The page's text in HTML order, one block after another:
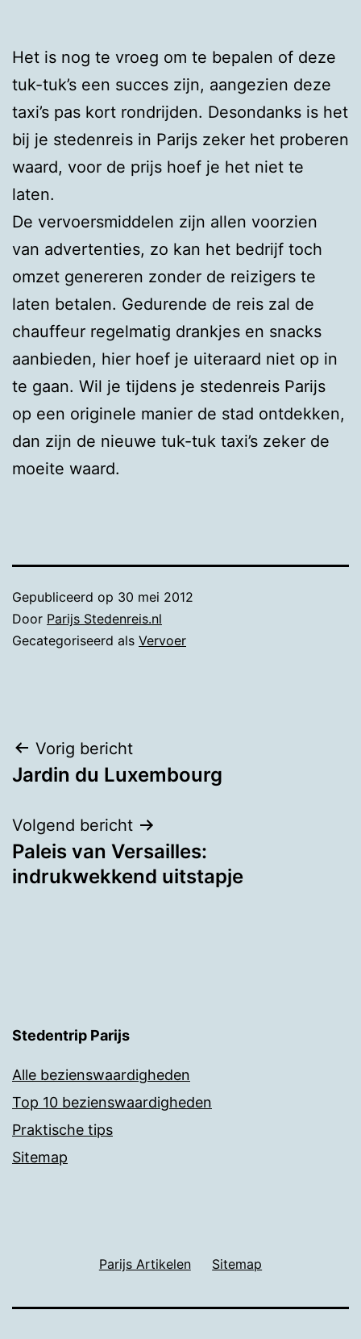
Het is nog te vroeg om te bepalen of deze
tuk-tuk’s een succes zijn, aangezien deze
taxi’s pas kort rondrijden. Desondanks is het
bij je stedenreis in Parijs zeker het proberen
waard, voor de prijs hoef je het niet te
laten.
De vervoersmiddelen zijn allen voorzien
van advertenties, zo kan het bedrijf toch
omzet genereren zonder de reizigers te
laten betalen. Gedurende de reis zal de
chauffeur regelmatig drankjes en snacks
aanbieden, hier hoef je uiteraard niet op in
te gaan. Wil je tijdens je stedenreis Parijs
op een originele manier de stad ontdekken,
dan zijn de nieuwe tuk-tuk taxi’s zeker de
moeite waard.
Gepubliceerd op 30 mei 2012
Door Parijs Stedenreis.nl
Gecategoriseerd als Vervoer
Bericht
navigatie
Vorig bericht
Jardin du Luxembourg
Volgend bericht
Paleis van Versailles:
indrukwekkend uitstapje
Stedentrip Parijs
Alle bezienswaardigheden
Top 10 bezienswaardigheden
Praktische tips
Sitemap
Parijs Artikelen Sitemap